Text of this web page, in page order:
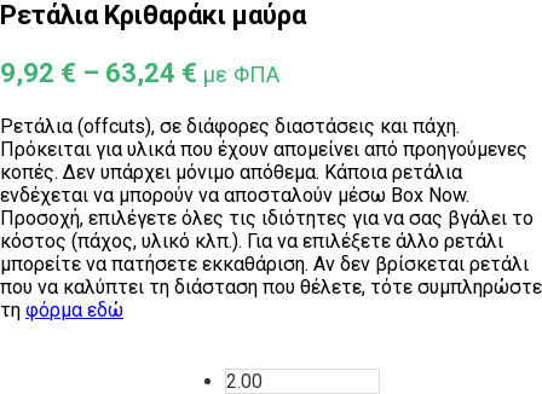
Ρετάλια Κριθαράκι μαύρα
9,92 € – 63,24 € Price
9,92 €
through
63,24 €
με ΦΠΑ
Ρετάλια (offcuts), σε διάφορες διαστάσεις και πάχη.
Πρόκειται για υλικά που έχουν απομείνει από προηγούμενες
κοπές. Δεν υπάρχει μόνιμο απόθεμα. Κάποια ρετάλια
ενδέχεται να μπορούν να αποσταλούν μέσω Box Now.
Προσοχή, επιλέγετε όλες τις ιδιότητες για να σας βγάλει το
κόστος (πάχος, υλικό κλπ.). Για να επιλέξετε άλλο ρετάλι
μπορείτε να πατήσετε εκκαθάριση. Αν δεν βρίσκεται ρετάλι
που να καλύπτει τη διάσταση που θέλετε, τότε συμπληρώστε
τη φόρμα εδώ
2.00